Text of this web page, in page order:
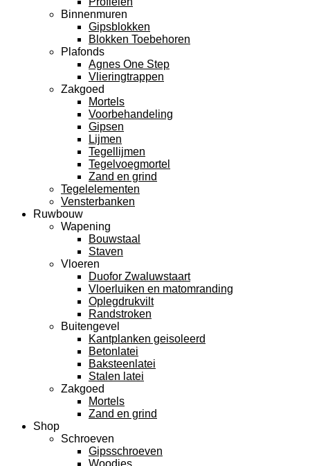
Binnenmuren
Gipsblokken
Blokken Toebehoren
Plafonds
Agnes One Step
Vlieringtrappen
Zakgoed
Mortels
Voorbehandeling
Gipsen
Lijmen
Tegellijmen
Tegelvoegmortel
Zand en grind
Tegelelementen
Vensterbanken
Ruwbouw
Wapening
Bouwstaal
Staven
Vloeren
Duofor Zwaluwstaart
Vloerluiken en matomranding
Oplegdrukvilt
Randstroken
Buitengevel
Kantplanken geisoleerd
Betonlatei
Baksteenlatei
Stalen latei
Zakgoed
Mortels
Zand en grind
Shop
Schroeven
Gipsschroeven
Woodies